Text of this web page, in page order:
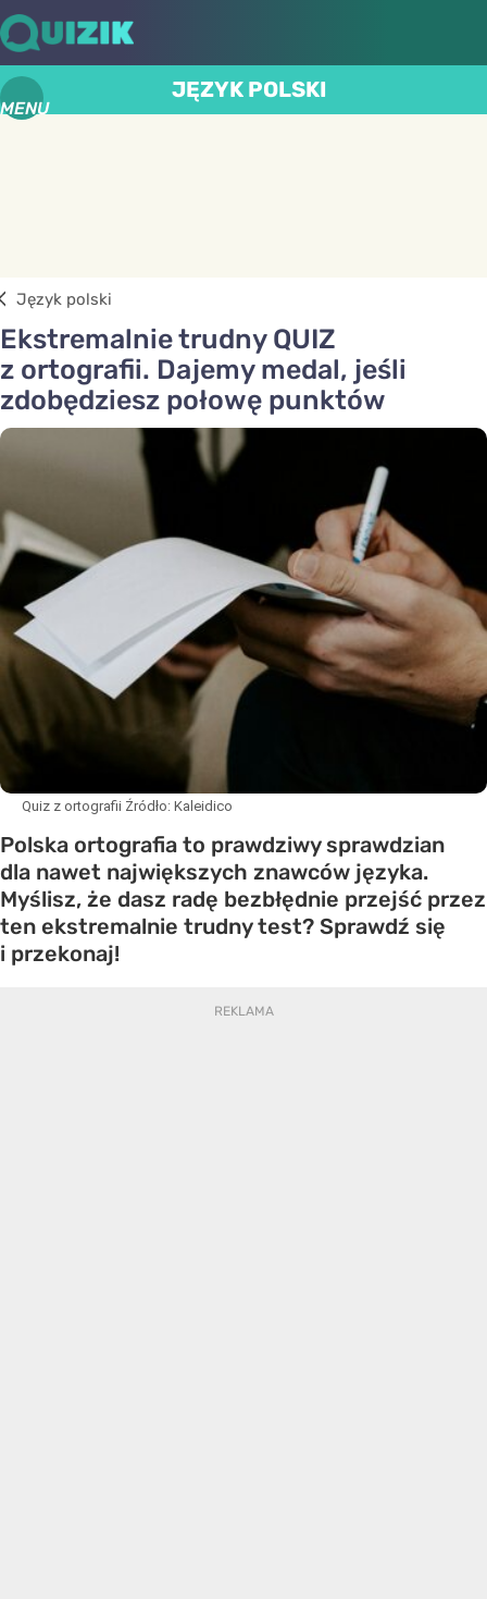
MENU
JĘZYK POLSKI
Język polski
Ekstremalnie trudny QUIZ
z ortografii. Dajemy medal, jeśli
zdobędziesz połowę punktów
Quiz z ortografii Źródło: Kaleidico
Polska ortografia to prawdziwy sprawdzian
dla nawet największych znawców języka.
Myślisz, że dasz radę bezbłędnie przejść przez
ten ekstremalnie trudny test? Sprawdź się
i przekonaj!